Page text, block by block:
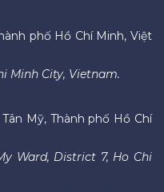
phố Hồ Chí Minh, Việt
Minh City, Vietnam.
Mỹ, Thành phố Hồ Chí
Ward, District 7, Ho Chi